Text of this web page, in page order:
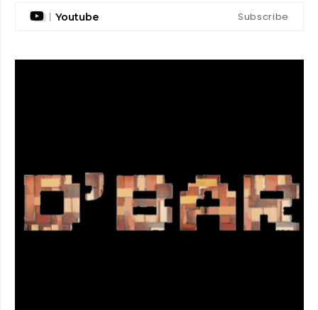
Youtube Subscribe